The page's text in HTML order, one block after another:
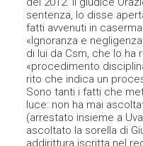
sentenza, lo disse
fatti avvenuti in
«Ignoranza e
di lui da Csm, che lo
«procedimento
rito che indica un
Sono tanti i fatti che
luce: non ha mai
(arrestato insieme a
ascoltato la sorella di